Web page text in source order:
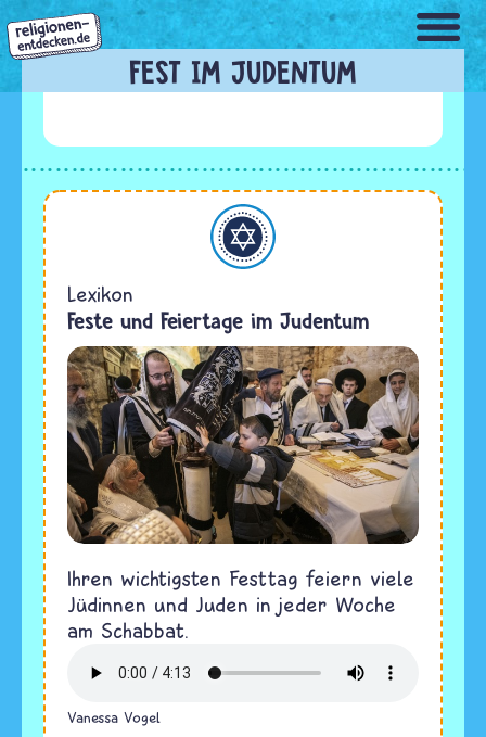
Direkt
zum
Inhalt
FEST IM JUDENTUM
Judentum
Lexikon
Feste und Feiertage im Judentum
Ihren wichtigsten Festtag feiern viele
Jüdinnen und Juden in jeder Woche
am Schabbat.
Vanessa Vogel